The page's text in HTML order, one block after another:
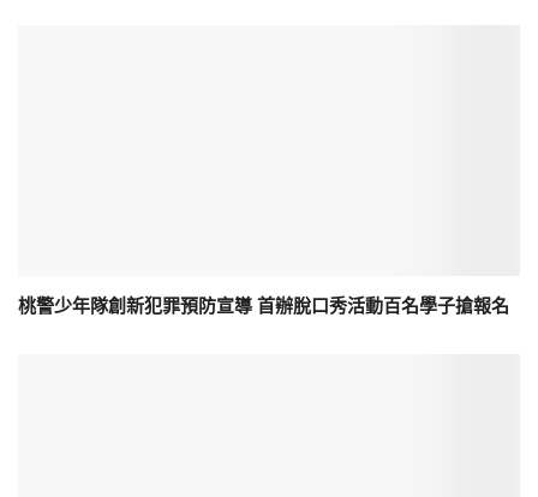
桃警少年隊創新犯罪預防宣導 首辦脫口秀活動百名學子搶報名